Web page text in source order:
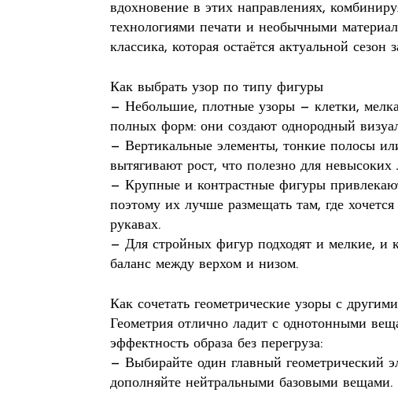
вдохновение в этих направлениях,
технологиями печати и необычными
классика, которая остаётся актуальной сезон
Как выбрать узор по типу фигуры
— Небольшие, плотные узоры — клетки,
полных форм: они создают однородный
— Вертикальные элементы, тонкие полосы
вытягивают рост, что полезно для невысоких
— Крупные и контрастные фигуры
поэтому их лучше размещать там, где
рукавах.
— Для стройных фигур подходят и мелкие, и
баланс между верхом и низом.
Как сочетать геометрические узоры с
Геометрия отлично ладит с однотонными
эффектность образа без перегруза:
— Выбирайте один главный геометрический
дополняйте нейтральными базовыми вещами.